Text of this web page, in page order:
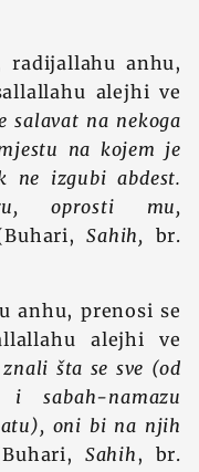
radijallahu anhu,
alejhi ve
salavat na nekoga
na kojem je
ne izgubi abdest.
oprosti mu,
Sahih, br.
anhu, prenosi se
alejhi ve
šta se sve (od
namazu
oni bi na njih
Sahih, br.